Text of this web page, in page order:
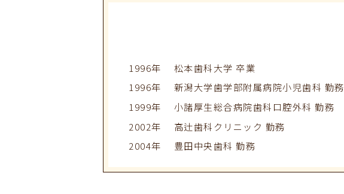
1996年
松本歯科大学 卒業
1996年
新潟大学歯学部附属病院小児歯科 勤務
1999年
小諸厚生総合病院歯科口腔外科 勤務
2002年
高辻歯科クリニック 勤務
2004年
豊田中央歯科 勤務